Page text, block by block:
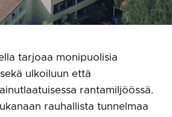
tarjoaa monipuolisia
ulkoiluun että
rantamiljöössä.
rauhallista tunnelmaa